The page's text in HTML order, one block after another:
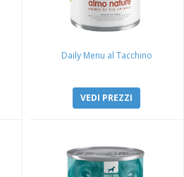
Daily Menu al Tacchino
VEDI PREZZI